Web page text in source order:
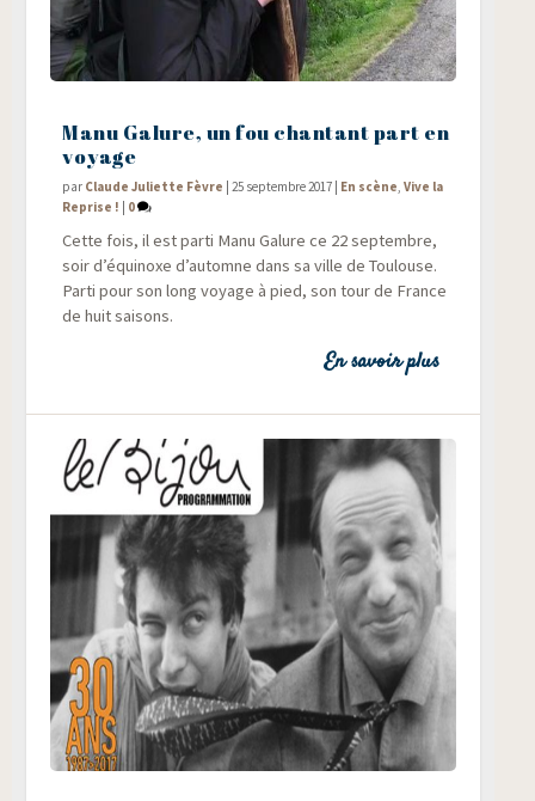
Manu Galure, un fou chantant part en
voyage
par Claude Juliette Fèvre |25 septembre 2017 | En scène ,Vive la
Reprise ! | 0
Cette fois, il est par­ti Manu Galure ce 22 sep­tembre,
soir d’équinoxe d’automne dans sa ville de Tou­louse.
Par­ti pour son long voyage à pied, son tour de France
de huit saisons.
En savoir plus